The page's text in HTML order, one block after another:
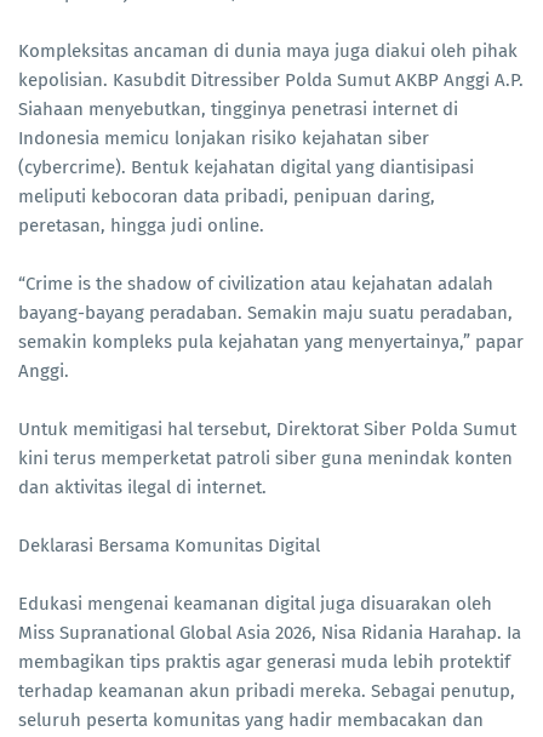
Kompleksitas ancaman di dunia maya juga diakui oleh pihak
kepolisian. Kasubdit Ditressiber Polda Sumut AKBP Anggi A.P.
Siahaan menyebutkan, tingginya penetrasi internet di
Indonesia memicu lonjakan risiko kejahatan siber
(cybercrime). Bentuk kejahatan digital yang diantisipasi
meliputi kebocoran data pribadi, penipuan daring,
peretasan, hingga judi online.
“Crime is the shadow of civilization atau kejahatan adalah
bayang-bayang peradaban. Semakin maju suatu peradaban,
semakin kompleks pula kejahatan yang menyertainya,” papar
Anggi.
Untuk memitigasi hal tersebut, Direktorat Siber Polda Sumut
kini terus memperketat patroli siber guna menindak konten
dan aktivitas ilegal di internet.
Deklarasi Bersama Komunitas Digital
Edukasi mengenai keamanan digital juga disuarakan oleh
Miss Supranational Global Asia 2026, Nisa Ridania Harahap. Ia
membagikan tips praktis agar generasi muda lebih protektif
terhadap keamanan akun pribadi mereka. Sebagai penutup,
seluruh peserta komunitas yang hadir membacakan dan